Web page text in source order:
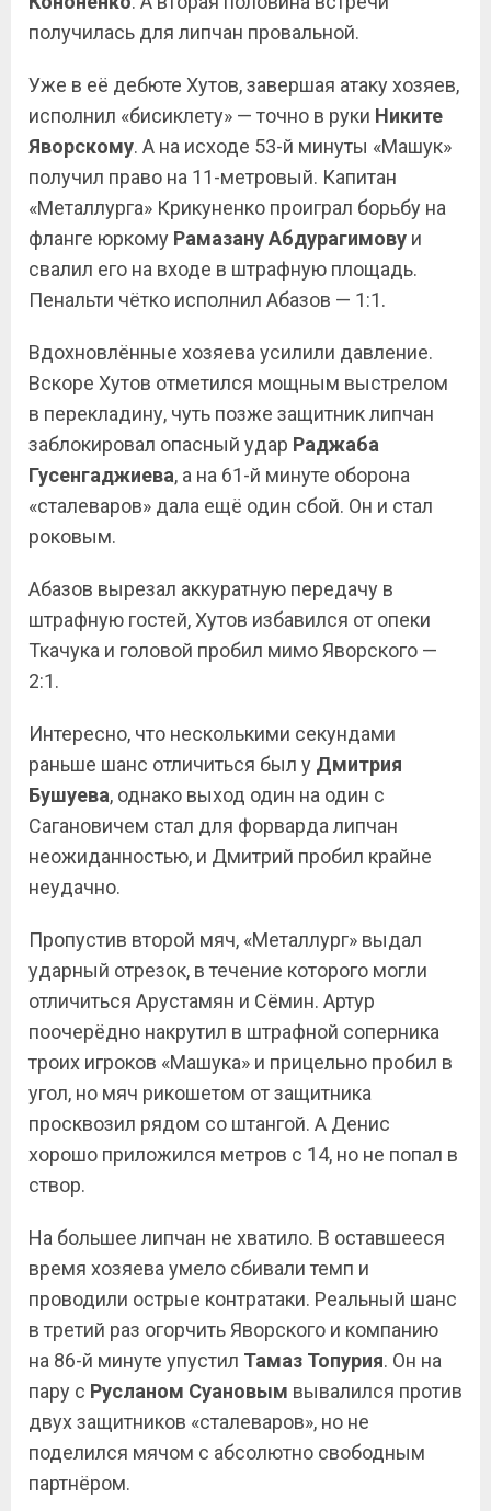
получилась для липчан провальной.
Уже в её дебюте Хутов, завершая атаку хозяев,
исполнил «бисиклету» — точно в руки Никите
Яворскому. А на исходе 53-й минуты «Машук»
получил право на 11-метровый. Капитан
«Металлурга» Крикуненко проиграл борьбу на
фланге юркому РамазануАбдурагимову и
свалил его на входе в штрафную площадь.
Пенальти чётко исполнил Абазов — 1:1.
Вдохновлённые хозяева усилили давление.
Вскоре Хутов отметился мощным выстрелом
в перекладину, чуть позже защитник липчан
заблокировал опасный удар Раджаба
Гусенгаджиева, а на 61-й минуте оборона
«сталеваров» дала ещё один сбой. Он и стал
роковым.
Абазов вырезал аккуратную передачу в
штрафную гостей, Хутов избавился от опеки
Ткачука и головой пробил мимо Яворского —
2:1.
Интересно, что несколькими секундами
раньше шанс отличиться был у Дмитрия
Бушуева, однако выход один на один с
Сагановичем стал для форварда липчан
неожиданностью, и Дмитрий пробил крайне
неудачно.
Пропустив второй мяч, «Металлург» выдал
ударный отрезок, в течение которого могли
отличиться Арустамян и Сёмин. Артур
поочерёдно накрутил в штрафной соперника
троих игроков «Машука» и прицельно пробил в
угол, но мяч рикошетом от защитника
просквозил рядом со штангой. А Денис
хорошо приложился метров с 14, но не попал в
створ.
На большее липчан не хватило. В оставшееся
время хозяева умело сбивали темп и
проводили острые контратаки. Реальный шанс
в третий раз огорчить Яворского и компанию
на 86-й минуте упустил Тамаз Топурия. Он на
пару с Русланом Суановым вывалился против
двух защитников «сталеваров», но не
поделился мячом с абсолютно свободным
партнёром.